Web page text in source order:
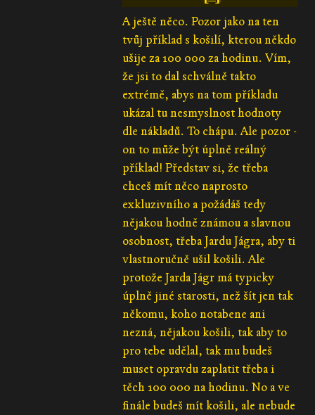
A ještě něco. Pozor jako na ten
tvůj příklad s košilí, kterou někdo
ušije za 100 000 za hodinu. Vím,
že jsi to dal schválně takto
extrémě, abys na tom příkladu
ukázal tu nesmyslnost hodnoty
dle nákladů. To chápu. Ale pozor -
on to může být úplně reálný
příklad! Představ si, že třeba
chceš mít něco naprosto
exkluzivního a požádáš tedy
nějakou hodně známou a slavnou
osobnost, třeba Jardu Jágra, aby ti
vlastnoručně ušil košili. Ale
protože Jarda Jágr má typicky
úplně jiné starosti, než šít jen tak
někomu, koho notabene ani
nezná, nějakou košili, tak aby to
pro tebe udělal, tak mu budeš
muset opravdu zaplatit třeba i
těch 100 000 na hodinu. No a ve
finále budeš mít košili, ale nebude